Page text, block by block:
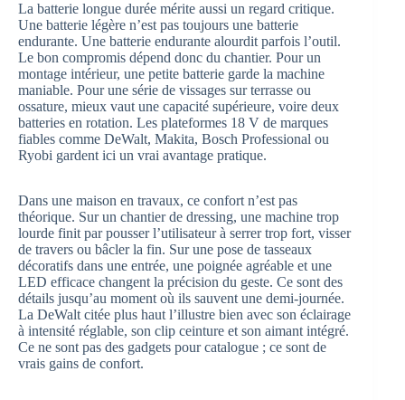
La batterie longue durée mérite aussi un regard critique.
Une batterie légère n’est pas toujours une batterie
endurante. Une batterie endurante alourdit parfois l’outil.
Le bon compromis dépend donc du chantier. Pour un
montage intérieur, une petite batterie garde la machine
maniable. Pour une série de vissages sur terrasse ou
ossature, mieux vaut une capacité supérieure, voire deux
batteries en rotation. Les plateformes 18 V de marques
fiables comme DeWalt, Makita, Bosch Professional ou
Ryobi gardent ici un vrai avantage pratique.
Dans une maison en travaux, ce confort n’est pas
théorique. Sur un chantier de dressing, une machine trop
lourde finit par pousser l’utilisateur à serrer trop fort, visser
de travers ou bâcler la fin. Sur une pose de tasseaux
décoratifs dans une entrée, une poignée agréable et une
LED efficace changent la précision du geste. Ce sont des
détails jusqu’au moment où ils sauvent une demi-journée.
La DeWalt citée plus haut l’illustre bien avec son éclairage
à intensité réglable, son clip ceinture et son aimant intégré.
Ce ne sont pas des gadgets pour catalogue ; ce sont de
vrais gains de confort.